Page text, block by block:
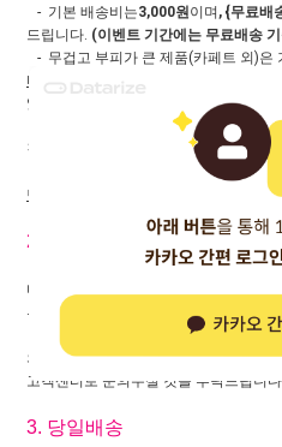
- 기본 배송비는3,000원이며 , {무료배
드립니다. (이벤트 기간에는 무료배송
- 무겁고 부피가 큰 제품(카페트 외)은
비가 책정
되어 있으며, 주문 및 교환,
있는
됩니다
- 제주도 및 도서,산간지방 추가 배송
결재화면에서 확인 하실 수 있습니다.
추가배송비는 {무료
면제되지 않습니다.
(기본 배송비 3,000
2. 배송기간
- 당일배송 상품은 주문 당일 출고되
미보유 상품은 공급업체가 해외에 있는
부탁드립니다.
(주말, 공휴일 제외 / 영업
- 주문량 많은 상품은 기본 배송일보
의 배송지연 안내가 어려운 점 양해 부
고객센터로 문의주실 것을 부탁드립니
3. 당일배송